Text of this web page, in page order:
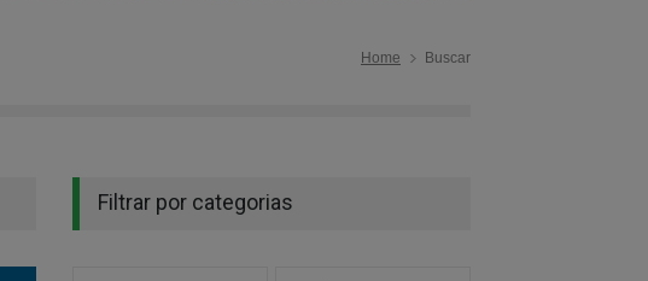
Home Buscar
Filtrar por categorias